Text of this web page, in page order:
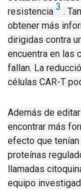
resistencia3 .
obtener más
dirigidas contra
encuentra en las
fallan. La
células CAR-T
Además de
encontrar más
efecto que
proteínas
llamadas
equipo